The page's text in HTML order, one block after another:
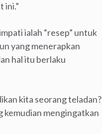
ini.”
ialah “resep” untuk
yang menerapkan
hal itu berlaku
kita seorang teladan?
kemudian mengingatkan